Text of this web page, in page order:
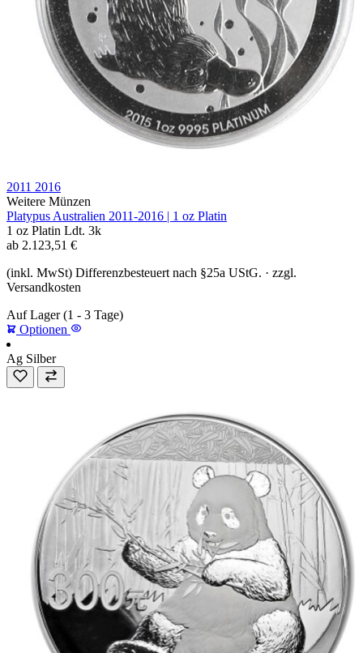
2011 2016
Weitere Münzen
Platypus Australien 2011-2016 | 1 oz Platin
1 oz Platin Ldt. 3k
ab 2.123,51 €
(inkl. MwSt) Differenzbesteuert nach §25a UStG. · zzgl.
Versandkosten
Auf Lager (1 - 3 Tage)
Optionen
Ag Silber